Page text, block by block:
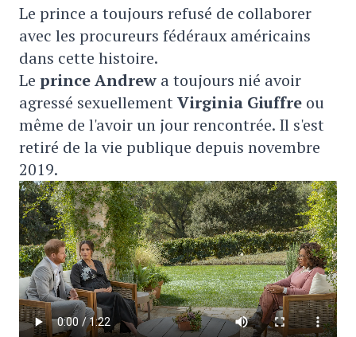
Le prince a toujours refusé de collaborer
avec les procureurs fédéraux américains
dans cette histoire.
Le prince Andrew a toujours nié avoir
agressé sexuellement Virginia Giuffre ou
même de l'avoir un jour rencontrée. Il s'est
retiré de la vie publique depuis novembre
2019.